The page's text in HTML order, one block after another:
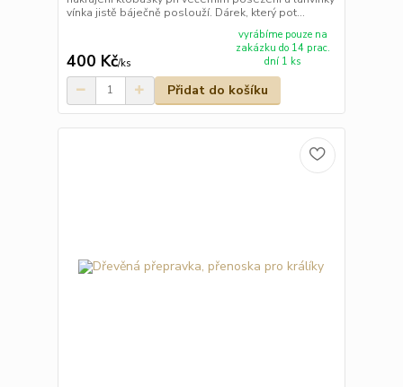
vínka jistě báječně poslouží. Dárek, který pot...
400 Kč/ks
vyrábíme pouze na
zakázku do 14 prac.
dní 1 ks
Přidat do košíku